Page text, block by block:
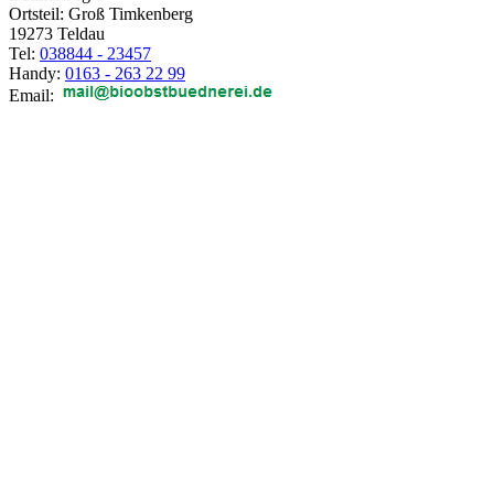
Ortsteil: Groß Timkenberg
19273 Teldau
Tel: 038844 - 23457
Handy: 0163 - 263 22 99
Email: